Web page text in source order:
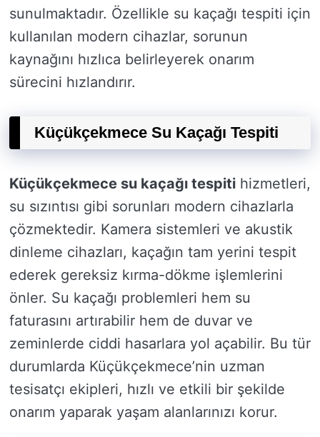
sunulmaktadır. Özellikle su kaçağı tespiti için
kullanılan modern cihazlar, sorunun
kaynağını hızlıca belirleyerek onarım
sürecini hızlandırır.
Küçükçekmece Su Kaçağı Tespiti
Küçükçekmece su kaçağı tespiti hizmetleri,
su sızıntısı gibi sorunları modern cihazlarla
çözmektedir. Kamera sistemleri ve akustik
dinleme cihazları, kaçağın tam yerini tespit
ederek gereksiz kırma-dökme işlemlerini
önler. Su kaçağı problemleri hem su
faturasını artırabilir hem de duvar ve
zeminlerde ciddi hasarlara yol açabilir. Bu tür
durumlarda Küçükçekmece’nin uzman
tesisatçı ekipleri, hızlı ve etkili bir şekilde
onarım yaparak yaşam alanlarınızı korur.